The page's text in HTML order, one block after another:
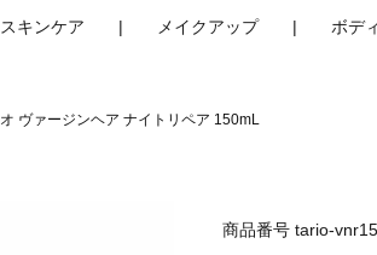
スキンケア メイクアップ ボデ
ヴァージンヘア ナイトリペア 150mL
商品番号 tario-